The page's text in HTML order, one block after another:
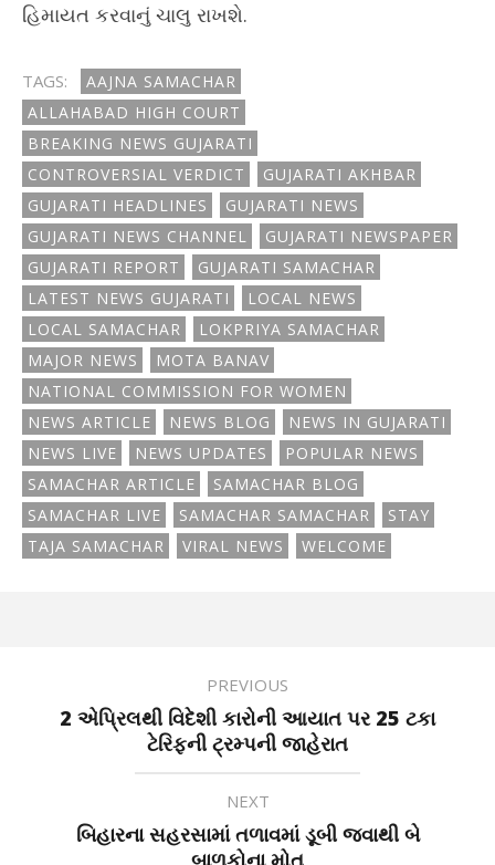
હિમાયત કરવાનું ચાલુ રાખશે.
TAGS:
AAJNA SAMACHAR
ALLAHABAD HIGH COURT
BREAKING NEWS GUJARATI
CONTROVERSIAL VERDICT
GUJARATI AKHBAR
GUJARATI HEADLINES
GUJARATI NEWS
GUJARATI NEWS CHANNEL
GUJARATI NEWSPAPER
GUJARATI REPORT
GUJARATI SAMACHAR
LATEST NEWS GUJARATI
LOCAL NEWS
LOCAL SAMACHAR
LOKPRIYA SAMACHAR
MAJOR NEWS
MOTA BANAV
NATIONAL COMMISSION FOR WOMEN
NEWS ARTICLE
NEWS BLOG
NEWS IN GUJARATI
NEWS LIVE
NEWS UPDATES
POPULAR NEWS
SAMACHAR ARTICLE
SAMACHAR BLOG
SAMACHAR LIVE
SAMACHAR SAMACHAR
STAY
TAJA SAMACHAR
VIRAL NEWS WELCOME
PREVIOUS
2 એપ્રિલથી વિદેશી કારોની આયાત પર 25 ટકા
ટેરિફની ટ્રમ્પની જાહેરાત
NEXT
બિહારના સહરસામાં તળાવમાં ડૂબી જવાથી બે
બાળકોના મોત